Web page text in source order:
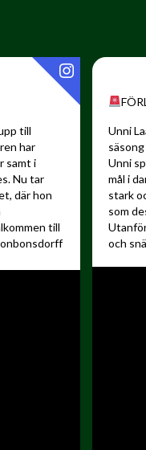
till
har
samt i
Nu tar
där hon
till
Unni
Unni
mål i
stark
som
och